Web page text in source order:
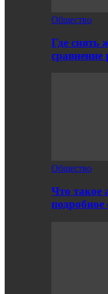
Общество
Где снять
Общество
Что такое